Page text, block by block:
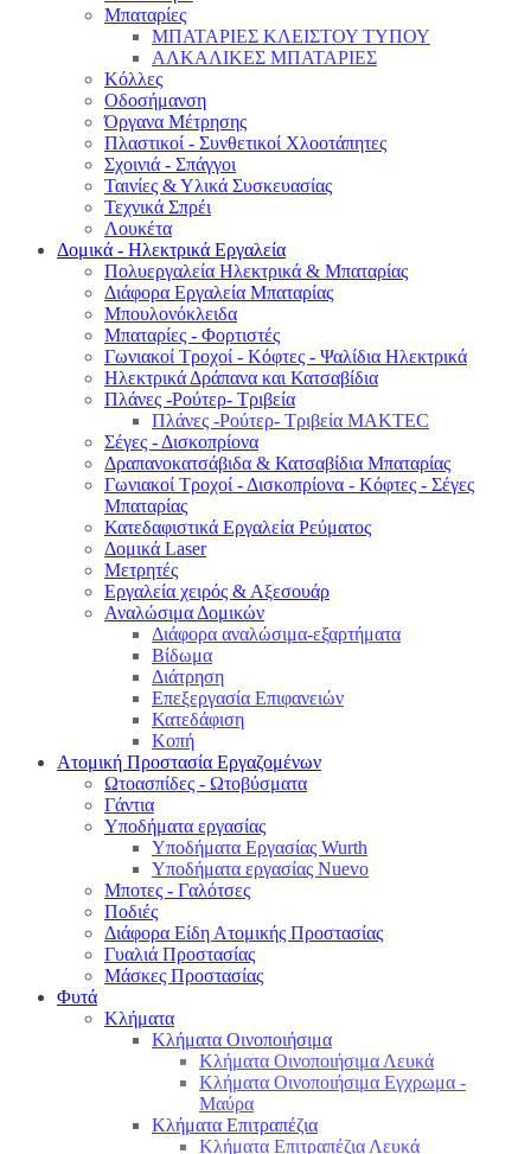
Μπαταρίες
ΜΠΑΤΑΡΙΕΣ ΚΛΕΙΣΤΟΥ ΤΥΠΟΥ
ΑΛΚΑΛΙΚΕΣ ΜΠΑΤΑΡΙΕΣ
Κόλλες
Οδοσήμανση
Όργανα Μέτρησης
Πλαστικοί - Συνθετικοί Χλοοτάπητες
Σχοινιά - Σπάγγοι
Ταινίες & Υλικά Συσκευασίας
Τεχνικά Σπρέι
Λουκέτα
Δομικά - Ηλεκτρικά Εργαλεία
Πολυεργαλεία Ηλεκτρικά & Μπαταρίας
Διάφορα Εργαλεία Μπαταρίας
Μπουλονόκλειδα
Μπαταρίες - Φορτιστές
Γωνιακοί Τροχοί - Κόφτες - Ψαλίδια Ηλεκτρικά
Ηλεκτρικά Δράπανα και Κατσαβίδια
Πλάνες -Ρούτερ- Τριβεία
Πλάνες -Ρούτερ- Τριβεία MAKTEC
Σέγες - Δισκοπρίονα
Δραπανοκατσάβιδα & Κατσαβίδια Μπαταρίας
Γωνιακοί Τροχοί - Δισκοπρίονα - Κόφτες - Σέγες
Μπαταρίας
Κατεδαφιστικά Εργαλεία Ρεύματος
Δομικά Laser
Μετρητές
Εργαλεία χειρός & Αξεσουάρ
Αναλώσιμα Δομικών
Διάφορα αναλώσιμα-εξαρτήματα
Βίδωμα
Διάτρηση
Επεξεργασία Επιφανειών
Κατεδάφιση
Κοπή
Ατομική Προστασία Εργαζομένων
Ωτοασπίδες - Ωτοβύσματα
Γάντια
Υποδήματα εργασίας
Υποδήματα Εργασίας Wurth
Υποδήματα εργασίας Nuevo
Μποτες - Γαλότσες
Ποδιές
Διάφορα Είδη Ατομικής Προστασίας
Γυαλιά Προστασίας
Μάσκες Προστασίας
Φυτά
Κλήματα
Κλήματα Οινοποιήσιμα
Κλήματα Οινοποιήσιμα Λευκά
Κλήματα Οινοποιήσιμα Εγχρωμα -
Μαύρα
Κλήματα Επιτραπέζια
Κλήματα Επιτραπέζια Λευκά